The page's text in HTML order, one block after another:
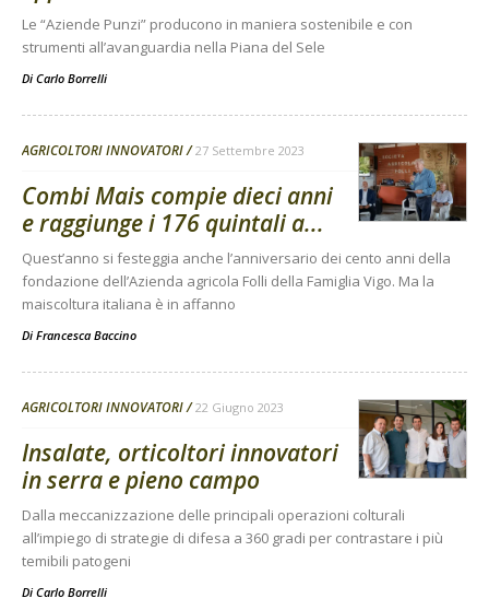
Le “Aziende Punzi” producono in maniera sostenibile e con
strumenti all’avanguardia nella Piana del Sele
Di Carlo Borrelli
AGRICOLTORI INNOVATORI 27 Settembre 2023
Combi Mais compie dieci anni
e raggiunge i 176 quintali a...
Quest’anno si festeggia anche l’anniversario dei cento anni della
fondazione dell’Azienda agricola Folli della Famiglia Vigo. Ma la
maiscoltura italiana è in affanno
Di Francesca Baccino
AGRICOLTORI INNOVATORI 22 Giugno 2023
Insalate, orticoltori innovatori
in serra e pieno campo
Dalla meccanizzazione delle principali operazioni colturali
all’impiego di strategie di difesa a 360 gradi per contrastare i più
temibili patogeni
Di Carlo Borrelli